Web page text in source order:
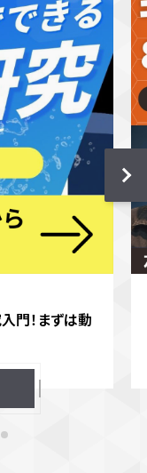
門！まずは動